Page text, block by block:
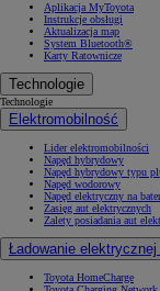
Aplikacja MyToyota
Instrukcje obsługi
Aktualizacja map
System Bluetooth®
Karty Ratownicze
Technologie
Technologie
Elektromobilność
Lider elektromobilności
Napęd hybrydowy
Napęd hybrydowy typu
Napęd wodorowy
Napęd elektryczny na
Zasięg aut elektrycznych
Zalety posiadania aut
Ładowanie
Toyota HomeCharge